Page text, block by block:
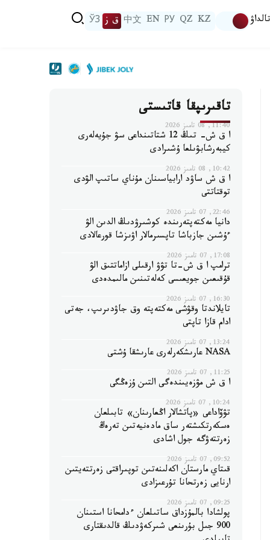
تالداۋ KZ
QZ
РУ
EN
中文 ق ز ЎЗ
تاقىرىپقا قاتىستى
11:40, 08 تامىز 2026
ا ق ش- تىڭ 12 شتاتىنداعى سۋ جۇيەلەرى
كيبەرشابۋىلعا ۇشىرادى
10:42, 08 تامىز 2026
ا ق ش ساۋد ارابياسىنان مۇناي ساتىپ الۋدى
توقتاتتى
22:46, 07 تامىز 2026
دانيا مەكتەپتەرىندە كوشىرۋدىڭ الدىن الۋ
ءۇشىن جازباشا تاپسىرمالار اۋىزشا قورعالادى
17:08, 07 تامىز 2026
ترامپ ا ق ش-تا تۋۋ ارقىلى ازاماتتىق الۋ
قۇقىعىن جويعىسى كەلەتىنىن مالىمدەدى
16:30, 07 تامىز 2026
تايلاندتا وقۋشى مەكتەپتە وق جاۋدىرىپ، جەتى
ادام قازا تاپتى
13:24, 07 تامىز 2026
NASA عارىشكەرلەرى عارىشقا ۇشتى
11:25, 07 تامىز 2026
ا ق ش مۋزەيىندەگى التىن ۇزەڭگى
10:24, 07 تامىز 2026
تۋۆاداعى «پاتشالار اڭعارىنان» تابىلعان
ەسكەرتكىشتەر ساق مادەنيەتىن تەرەڭ
زەرتتەۋگە جول اشادى
09:52, 07 تامىز 2026
قىتاي مارستان اكەلىنەتىن توپىراقتى زەرتتەيتىن
ارنايى زەرتحانا تۇرعىزادى
09:25, 07 تامىز 2026
پولشادا بالمۇزداق ساتىلعان ءدامحانا استىنان
900 جىل بۇرىنعى شىركەۋدىڭ قالدىقتارى